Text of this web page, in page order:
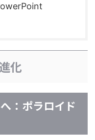
化
：ポラロイド